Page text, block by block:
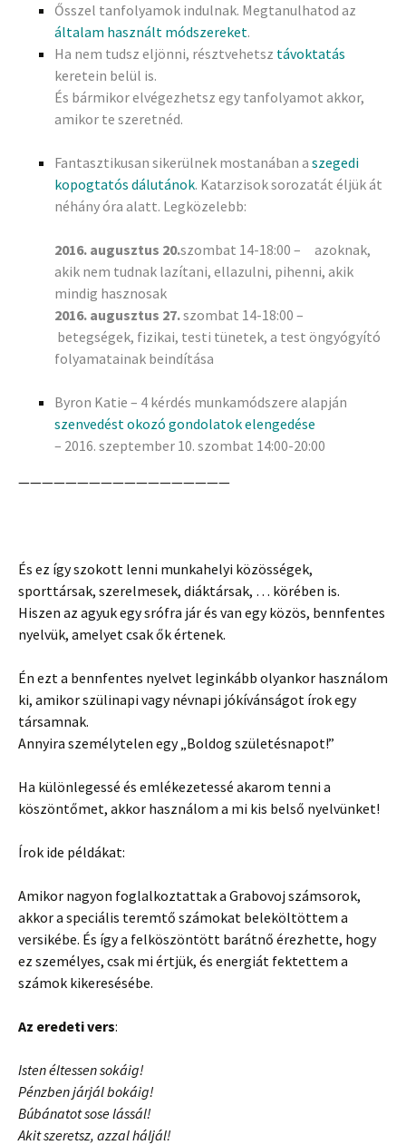
Ősszel tanfolyamok indulnak. Megtanulhatod az
általam használt módszereket.
Ha nem tudsz eljönni, résztvehetsz távoktatás
keretein belül is.
És bármikor elvégezhetsz egy tanfolyamot akkor,
amikor te szeretnéd.
Fantasztikusan sikerülnek mostanában a szegedi
kopogtatós dálutánok. Katarzisok sorozatát éljük át
néhány óra alatt. Legközelebb:
2016. augusztus 20.szombat 14-18:00 – azoknak,
akik nem tudnak lazítani, ellazulni, pihenni, akik
mindig hasznosak
2016. augusztus 27.szombat 14-18:00 –
betegségek, fizikai, testi tünetek, a test öngyógyító
folyamatainak beindítása
Byron Katie – 4 kérdés munkamódszere alapján
szenvedést okozó gondolatok elengedése
– 2016. szeptember 10. szombat 14:00-20:00
——————————————————
És ez így szokott lenni munkahelyi közösségek,
sporttársak, szerelmesek, diáktársak, … körében is.
Hiszen az agyuk egy srófra jár és van egy közös, bennfentes
nyelvük, amelyet csak ők értenek.
Én ezt a bennfentes nyelvet leginkább olyankor használom
ki, amikor szülinapi vagy névnapi jókívánságot írok egy
társamnak.
Annyira személytelen egy „Boldog születésnapot!”
Ha különlegessé és emlékezetessé akarom tenni a
köszöntőmet, akkor használom a mi kis belső nyelvünket!
Írok ide példákat:
Amikor nagyon foglalkoztattak a Grabovoj számsorok,
akkor a speciális teremtő számokat beleköltöttem a
versikébe. És így a felköszöntött barátnő érezhette, hogy
ez személyes, csak mi értjük, és energiát fektettem a
számok kikeresésébe.
Az eredeti vers:
Isten éltessen sokáig!
Pénzben járjál bokáig!
Búbánatot sose lássál!
Akit szeretsz, azzal háljál!